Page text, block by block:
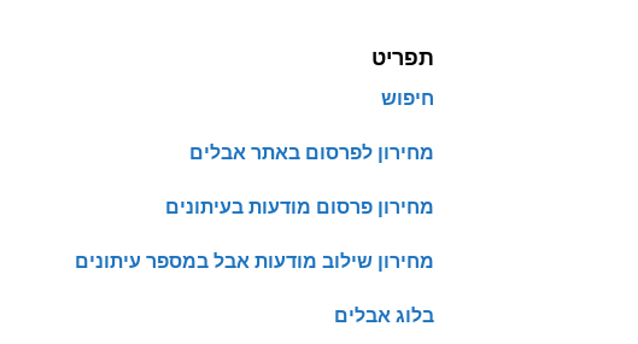
תפריט
חיפוש
מחירון לפרסום באתר אבלים
מחירון פרסום מודעות בעיתונים
מחירון שילוב מודעות אבל במספר עיתונים
בלוג אבלים